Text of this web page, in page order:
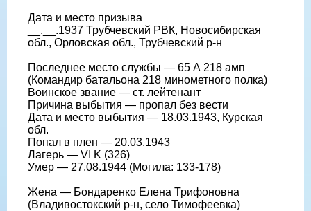
Дата и место призыва
__.__.1937 Трубчевский РВК, Новосибирская
обл., Орловская обл., Трубчевский р-н
Последнее место службы — 65 А 218 амп
(Командир батальона 218 минометного полка)
Воинское звание — ст. лейтенант
Причина выбытия — пропал без вести
Дата и место выбытия — 18.03.1943, Курская
обл.
Попал в плен — 20.03.1943
Лагерь — VI K (326)
Умер — 27.08.1944 (Могила: 133-178)
Жена — Бондаренко Елена Трифоновна
(Владивостокский р-н, село Тимофеевка)